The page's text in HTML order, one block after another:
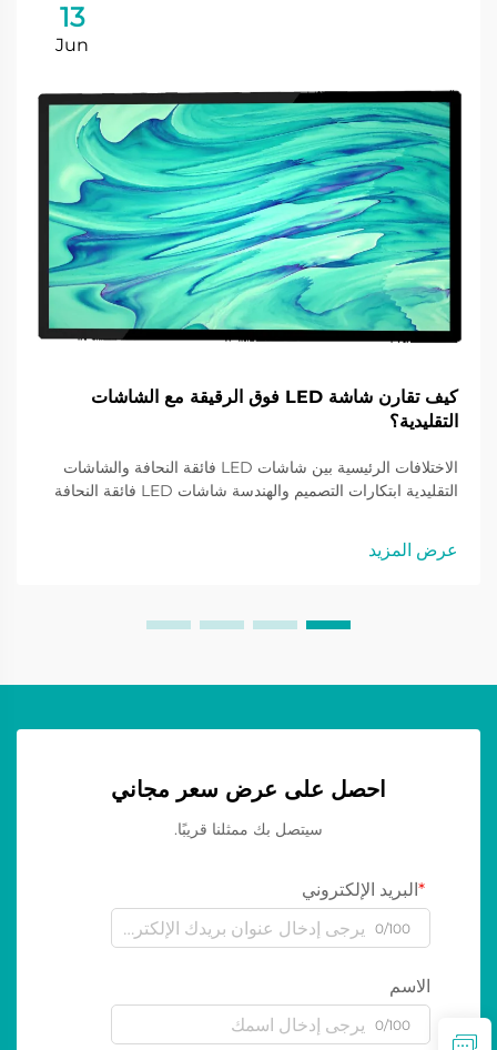
13
Jun
كيف تقارن شاشة LED فوق الرقيقة مع الشاشات
التقليدية؟
الاختلافات الرئيسية بين شاشات LED فائقة النحافة والشاشات
التقليدية ابتكارات التصميم والهندسة شاشات LED فائقة النحافة
أساسية لها. أقل بكثير في الحجم مقارنة بالتصميمات التقليدية
عرض المزيد
احصل على عرض سعر مجاني
سيتصل بك ممثلنا قريبًا.
البريد الإلكتروني
0/100
الاسم
0/100